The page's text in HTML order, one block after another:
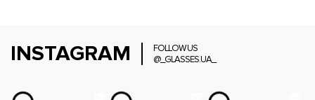
INSTAGRAM
FOLLOW US
@_GLASSES.UA_